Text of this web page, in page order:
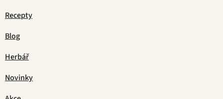
Recepty
Blog
Herbář
Novinky